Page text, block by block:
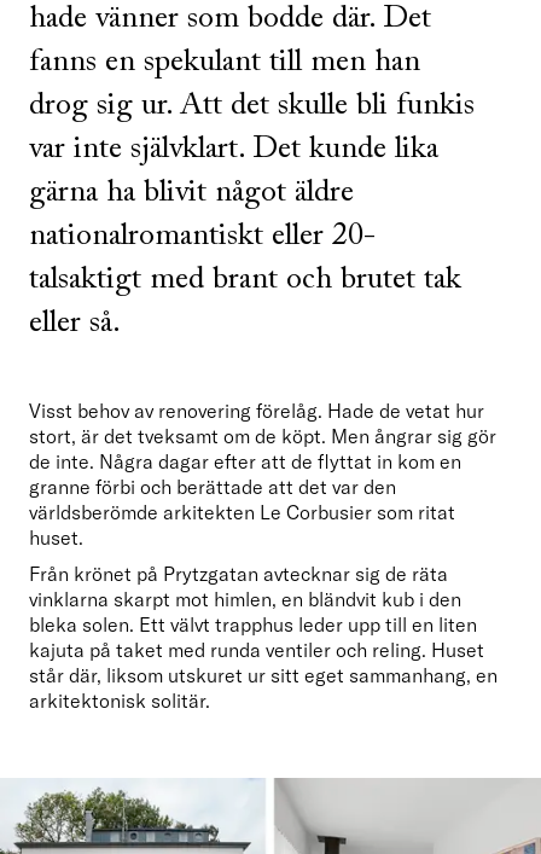
hade vänner som bodde där. Det
fanns en spekulant till men han
drog sig ur. Att det skulle bli funkis
var inte självklart. Det kunde lika
gärna ha blivit något äldre
nationalromantiskt eller 20-
talsaktigt med brant och brutet tak
eller så.
Visst behov av renovering förelåg. Hade de vetat hur
stort, är det tveksamt om de köpt. Men ångrar sig gör
de inte. Några dagar efter att de flyttat in kom en
granne förbi och berättade att det var den
världsberömde arkitekten Le Corbusier som ritat
huset.
Från krönet på Prytzgatan avtecknar sig de räta
vinklarna skarpt mot himlen, en bländvit kub i den
bleka solen. Ett välvt trapphus leder upp till en liten
kajuta på taket med runda ventiler och reling. Huset
står där, liksom utskuret ur sitt eget sammanhang, en
arkitektonisk solitär.